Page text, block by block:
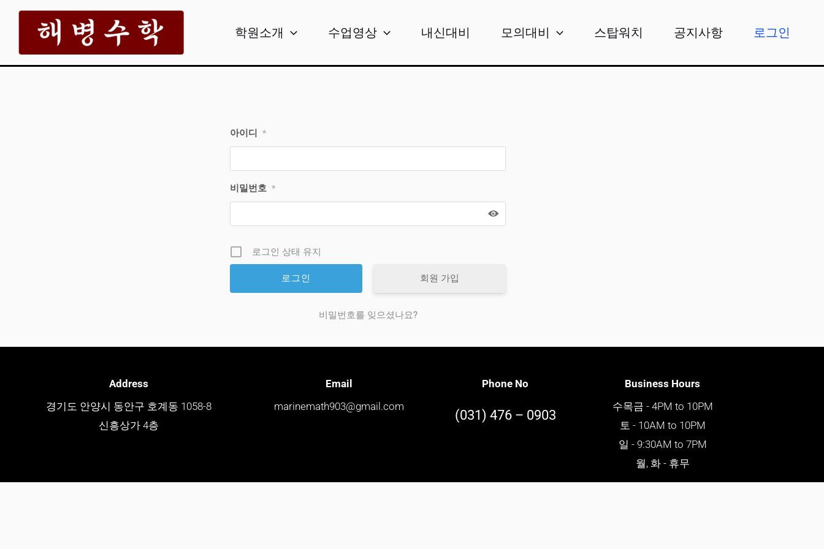
로
학원소개 수업영상 내신대비 모의대비 스탑워치 공지사항 로그인
아이디 *
비밀번호 *
로그인 상태 유지
회원 가입
비밀번호를 잊으셨나요?
Address
경기도 안양시 동안구 호계동 1058-8
신흥상가 4층
Email
marinemath903@gmail.com
Phone No
(031) 476 – 0903
Business Hours
수목금 - 4PM to 10PM
토 - 10AM to 10PM
일 - 9:30AM to 7PM
월, 화 - 휴무